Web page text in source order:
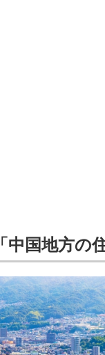
「中国地方